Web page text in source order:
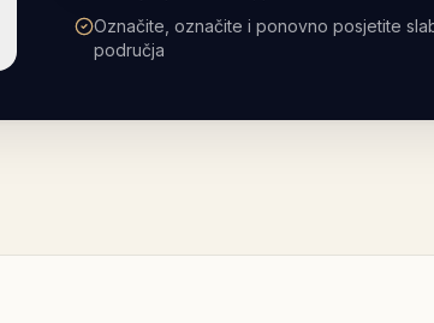
Koristite uz specifikaciju procjene SRA